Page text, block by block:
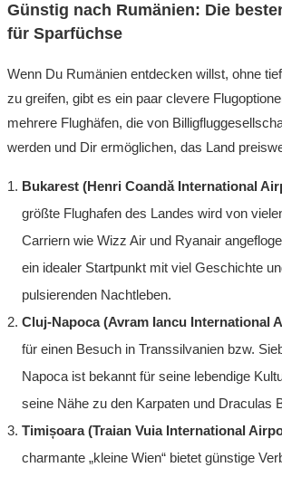
Günstig nach Rumänien: Die
für Sparfüchse
Wenn Du Rumänien entdecken willst, ohne
zu greifen, gibt es ein paar clevere
mehrere Flughäfen, die von
werden und Dir ermöglichen, das Land
Bukarest (Henri Coandă International
größte Flughafen des Landes wird von
Carriern wie Wizz Air und Ryanair
ein idealer Startpunkt mit viel Geschichte
pulsierenden Nachtleben.
Cluj-Napoca (Avram Iancu International
für einen Besuch in Transsilvanien bzw.
Napoca ist bekannt für seine lebendige
seine Nähe zu den Karpaten und Draculas
Timișoara (Traian Vuia International
charmante „kleine Wien“ bietet günstige